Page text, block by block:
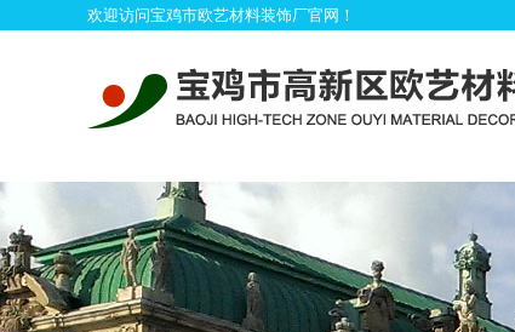
欢迎访问宝鸡市欧艺材料装饰厂官网！